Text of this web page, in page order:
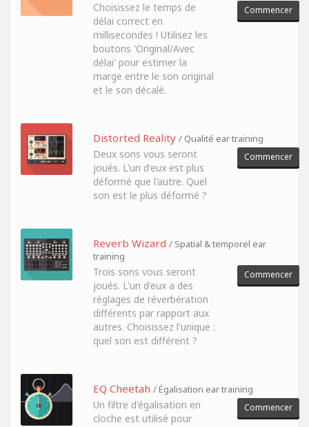
Choisissez le temps de
délai correct en
millisecondes ! Utilisez les
boutons 'Original/Avec
délai' pour estimer la
marge entre le son original
et le son décalé.
Commencer
Distorted Reality / Qualité ear training
Deux sons vous seront
joués. L'un d'eux est plus
déformé que l'autre. Quel
son est le plus déformé ?
Commencer
Reverb Wizard / Spatial & temporel ear
training
Trois sons vous seront
joués. L'un d'eux a des
réglages de réverbération
différents par rapport aux
autres. Choisissez l'unique :
quel son est différent ?
Commencer
EQ Cheetah / Égalisation ear training
Un filtre d'égalisation en
cloche est utilisé pour
Commencer